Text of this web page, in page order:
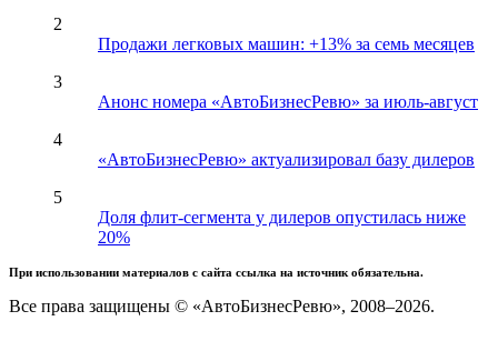
2
Продажи легковых машин: +13% за семь месяцев
3
Анонс номера «АвтоБизнесРевю» за июль-август
4
«АвтоБизнесРевю» актуализировал базу дилеров
5
Доля флит-сегмента у дилеров опустилась ниже
20%
При использовании материалов с сайта ссылка на источник обязательна.
Все права защищены © «АвтоБизнесРевю», 2008–2026.